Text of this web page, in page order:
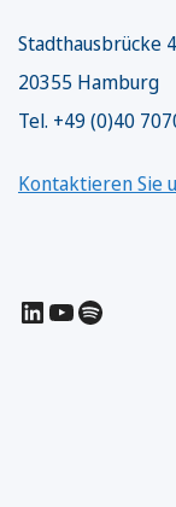
Stadthausbrücke 4
20355 Hamburg
Tel. +49 (0)40
Kontaktieren Sie
LinkedIn
YouTube
Spotify